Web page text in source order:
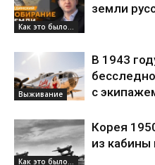
Как это было...
земли
Выживание
В 1943
с
Как это было...
Корея
из кабины